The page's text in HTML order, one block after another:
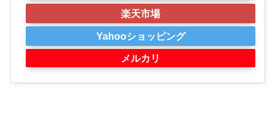
楽天市場
Yahooショッピング
メルカリ